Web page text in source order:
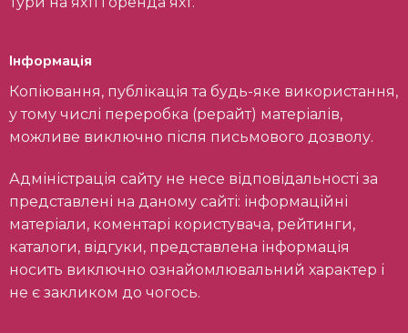
Інформація
Копіювання, публікація та будь-яке використання,
у тому числі переробка (рерайт) матеріалів,
можливе виключно після письмового дозволу.
Адміністрація сайту не несе відповідальності за
представлені на даному сайті: інформаційні
матеріали, коментарі користувача, рейтинги,
каталоги, відгуки, представлена інформація
носить виключно ознайомлювальний характер і
не є закликом до чогось.